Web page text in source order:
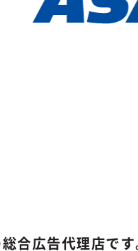
合広告代理店です